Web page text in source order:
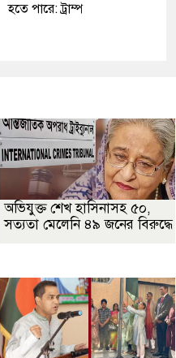
হতে পারে: ট্রাম্প
অভিযুক্ত শেখ হাসিনাসহ ৫০,
সত্যতা মেলেনি ৪৯ জনের বিরুদ্ধে